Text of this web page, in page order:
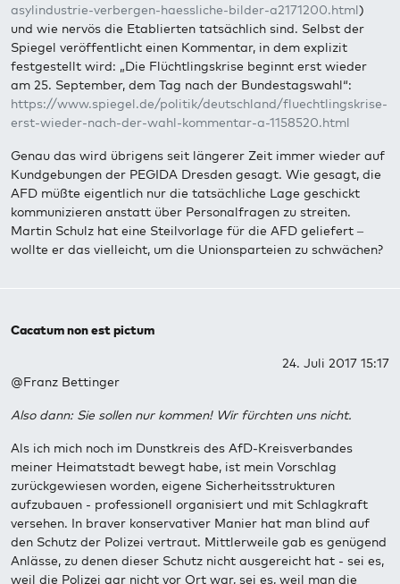
asylindustrie-verbergen-haessliche-bilder-a2171200.html)
und wie nervös die Etablierten tatsächlich sind. Selbst der
Spiegel veröffentlicht einen Kommentar, in dem explizit
festgestellt wird: „Die Flüchtlingskrise beginnt erst wieder
am 25. September, dem Tag nach der Bundestagswahl“:
https://www.spiegel.de/politik/deutschland/fluechtlingskrise-
erst-wieder-nach-der-wahl-kommentar-a-1158520.html
Genau das wird übrigens seit längerer Zeit immer wieder auf
Kundgebungen der PEGIDA Dresden gesagt. Wie gesagt, die
AFD müßte eigentlich nur die tatsächliche Lage geschickt
kommunizieren anstatt über Personalfragen zu streiten.
Martin Schulz hat eine Steilvorlage für die AFD geliefert –
wollte er das vielleicht, um die Unionsparteien zu schwächen?
Cacatum non est pictum
24. Juli 2017 15:17
@Franz Bettinger
Also dann: Sie sollen nur kommen! Wir fürchten uns nicht.
Als ich mich noch im Dunstkreis des AfD-Kreisverbandes
meiner Heimatstadt bewegt habe, ist mein Vorschlag
zurückgewiesen worden, eigene Sicherheitsstrukturen
aufzubauen - professionell organisiert und mit Schlagkraft
versehen. In braver konservativer Manier hat man blind auf
den Schutz der Polizei vertraut. Mittlerweile gab es genügend
Anlässe, zu denen dieser Schutz nicht ausgereicht hat - sei es,
weil die Polizei gar nicht vor Ort war, sei es, weil man die